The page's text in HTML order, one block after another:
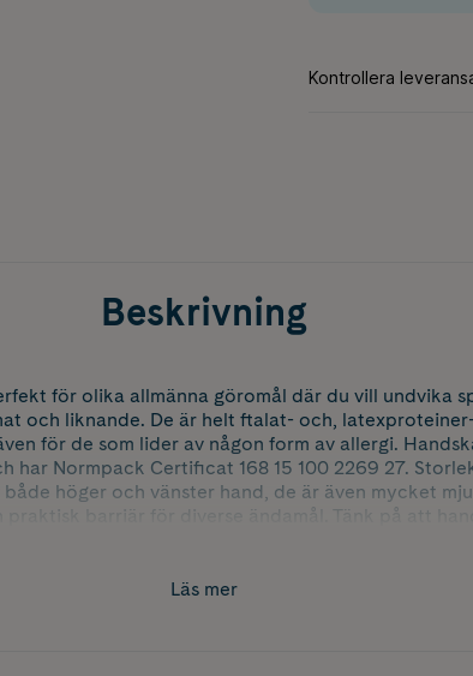
Beskrivning
för olika allmänna göromål där du vill undvika
och liknande. De är helt ftalat- och,
för de som lider av någon form av allergi.
har Normpack Certificat 168 15 100 2269 27.
höger och vänster hand, de är även mycket
praktisk barriär för diverse ändamål. Tänk på att
Läs mer